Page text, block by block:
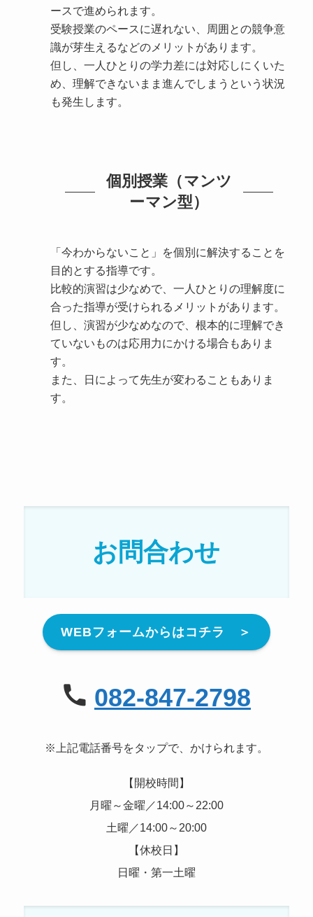
ースで進められます。
受験授業のペースに遅れない、周囲との競争意
識が芽生えるなどのメリットがあります。
但し、一人ひとりの学力差には対応しにくいた
め、理解できないまま進んでしまうという状況
も発生します。
個別授業（マンツ
ーマン型）
「今わからないこと」を個別に解決することを
目的とする指導です。
比較的演習は少なめで、一人ひとりの理解度に
合った指導が受けられるメリットがあります。
但し、演習が少なめなので、根本的に理解でき
ていないものは応用力にかける場合もありま
す。
また、日によって先生が変わることもありま
す。
お問合わせ
WEBフォームからはコチラ ＞
082-847-2798
※上記電話番号をタップで、かけられます。
【開校時間】
月曜～金曜／14:00～22:00
土曜／14:00～20:00
【休校日】
日曜・第一土曜